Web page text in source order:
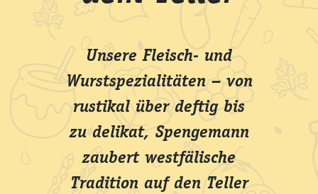
Unsere Fleisch- und
Wurstspezialitäten – von
rustikal über deftig bis
zu delikat, Spengemann
zaubert westfälische
Tradition auf den Teller